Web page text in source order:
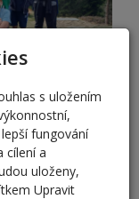
s uložením
fungování
cílení a
uloženy,
Upravit